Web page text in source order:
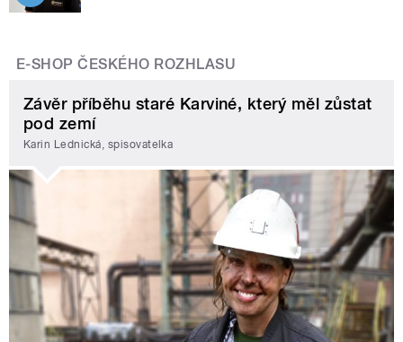
E-SHOP ČESKÉHO ROZHLASU
Závěr příběhu staré Karviné, který měl zůstat
pod zemí
Karin Lednická, spisovatelka